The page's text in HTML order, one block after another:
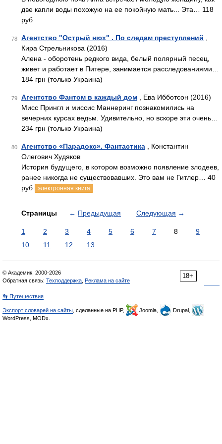
две капли воды похожую на ее покойную мать... Эта… 118
руб
78 Агентство "Острый нюх" . По следам преступлений
Кира Стрельникова (2016)
Алена - оборотень редкого вида, белый полярный песец,
живет и работает в Питере, занимается расследованиями…
184 грн (только Украина)
79 Агентство Фантом в каждый дом , Ева Ибботсон (2016)
Мисс Прингл и миссис Маннеринг познакомились на
вечерних курсах ведьм. Удивительно, но вскоре эти очень…
234 грн (только Украина)
80 Агентство «Парадокс». Фантастика , Константин
Олегович Худяков
История будущего, в котором возможно появление злодеев,
ранее никогда не существовавших. Это вам не Гитлер… 40
руб
электронная книга
Страницы ← Предыдущая Следующая →
1 2 3 4 5 6 7 8
9
10
11 12 13
18+
© Академик, 2000-2026
Обратная связь: Техподдержка Реклама на сайте
👣 Путешествия
Экспорт словарей на сайты , сделанные на PHP, Joomla,
Drupal,
WordPress, MODx.